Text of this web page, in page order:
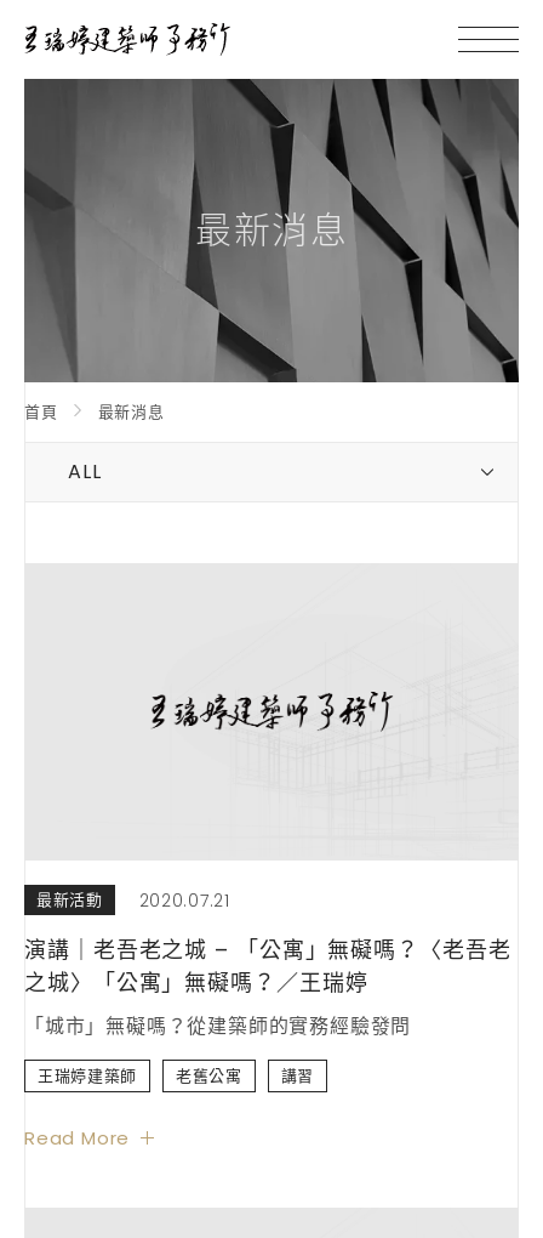
最新消息
首頁 最新消息
最新活動 2020.07.21
演講｜老吾老之城 – 「公寓」無礙嗎？〈老吾老
之城〉「公寓」無礙嗎？／王瑞婷
「城市」無礙嗎？從建築師的實務經驗發問
王瑞婷建築師 老舊公寓 講習